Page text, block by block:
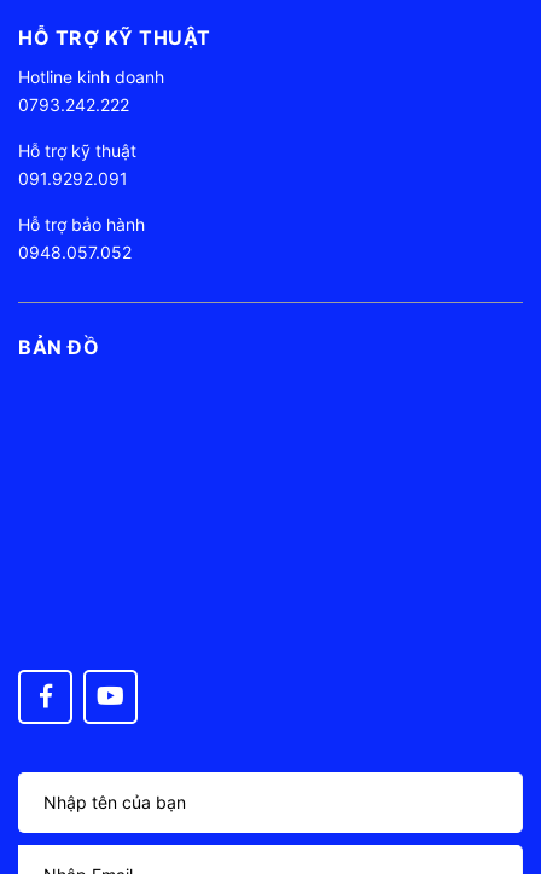
HỖ TRỢ KỸ THUẬT
Hotline kinh doanh
0793.242.222
Hỗ trợ kỹ thuật
091.9292.091
Hỗ trợ bảo hành
0948.057.052
BẢN ĐỒ